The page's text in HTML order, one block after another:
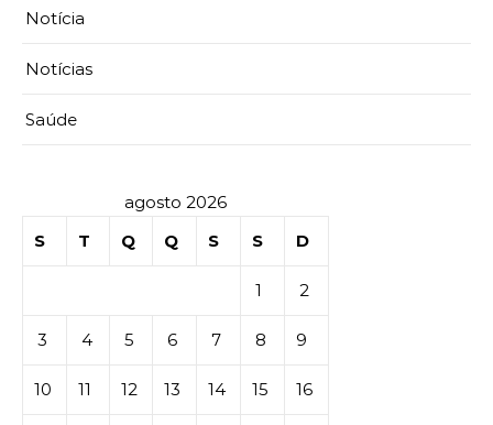
Notícia
Notícias
Saúde
agosto 2026
S
T Q Q S S D
1 2
3 4 5 6 7 8 9
10 11 12 13 14 15 16